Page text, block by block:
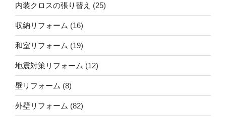
内装クロスの張り替え (25)
収納リフォーム (16)
和室リフォーム (19)
地震対策リフォーム (12)
壁リフォーム (8)
外壁リフォーム (82)